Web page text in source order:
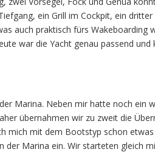
ein Grill im Cockpit, ein dritter
auch praktisch fürs Wakeboarding
war die Yacht genau passend
Marina. Neben mir hatte noch ein
übernahmen wir zu zweit die
mich mit dem Bootstyp schon
der Marina ein. Wir starteten gleich